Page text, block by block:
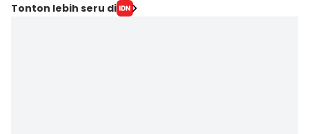
Tonton lebih seru di